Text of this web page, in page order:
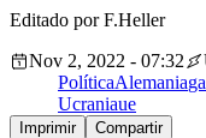
Editado por F.Heller
Nov 2, 2022 - 07:32
PolíticaAlemania
Ucraniaue
Imprimir Compartir